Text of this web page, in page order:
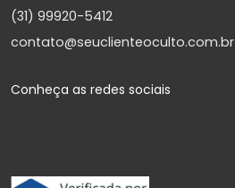
(31) 99920-5412
contato@seuclienteoculto.com.br
Conheça as redes sociais